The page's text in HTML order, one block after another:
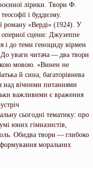
лірики. Твори Ф.
і буддизму.
роману «Верді» (1924). У
оперної сцени: Джузеппе
і до теми геноциду вірмен
уваги читача — два твори
мовою. «Винен не
й сина, багаторівнева
над вічними питаннями
важливими є враження
сьогодні тематику: про
юних гімназистів,
Обидва твори — глибоко
моральних